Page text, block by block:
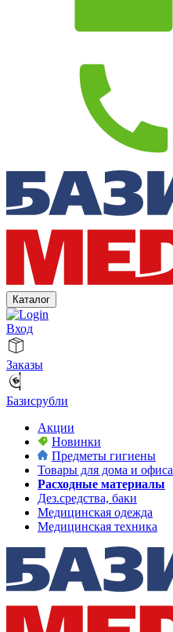
Каталог
Вход
Заказы
Базисрубли
Акции
Новинки
Предметы гигиены
Товары для дома и офиса
Расходные материалы
Дез.средства, баки
Медицинская одежда
Медицинская техника